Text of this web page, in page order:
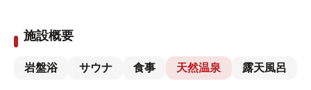
施設概要
岩盤浴 サウナ 食事 天然温泉 露天風呂